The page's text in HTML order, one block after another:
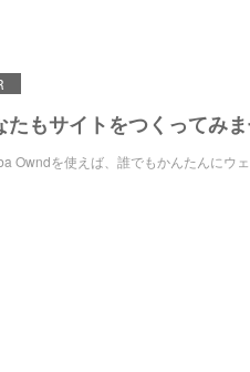
たもサイトをつくってみ
Owndを使えば、誰でもかんたんにウ